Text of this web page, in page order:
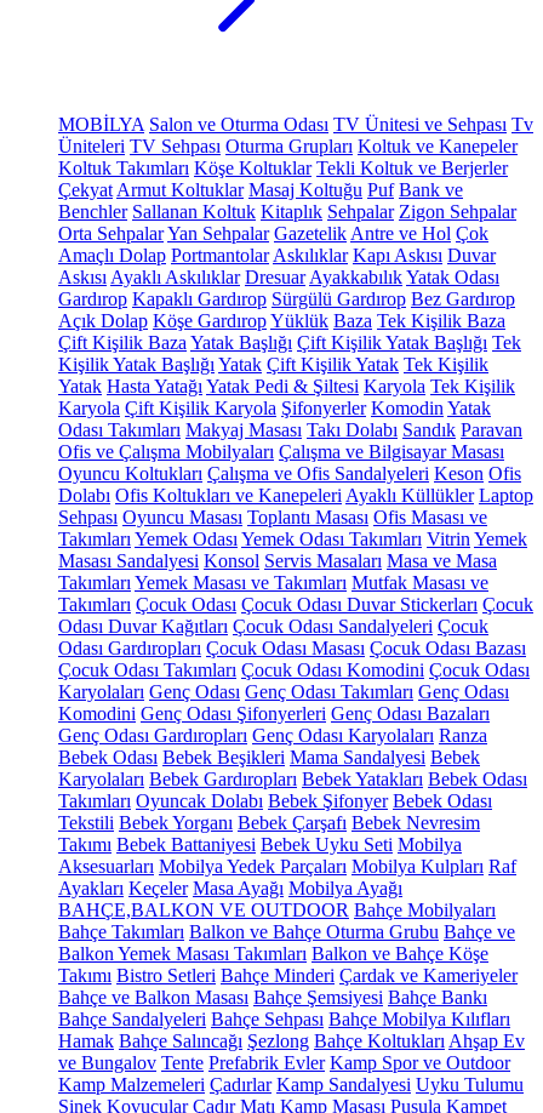
MOBİLYA Salon ve Oturma Odası TV Ünitesi ve Sehpası Tv
Üniteleri TV Sehpası Oturma Grupları Koltuk ve Kanepeler
Koltuk Takımları Köşe Koltuklar Tekli Koltuk ve Berjerler
Çekyat Armut Koltuklar Masaj Koltuğu Puf Bank ve
Benchler Sallanan Koltuk Kitaplık Sehpalar Zigon Sehpalar
Orta SehpalarYan Sehpalar Gazetelik Antre ve Hol Çok
Amaçlı Dolap Portmantolar Askılıklar Kapı Askısı Duvar
Askısı Ayaklı Askılıklar Dresuar AyakkabılıkYatak Odası
Gardırop Kapaklı Gardırop Sürgülü Gardırop Bez Gardırop
Açık Dolap Köşe GardıropYüklük Baza Tek Kişilik Baza
Çift Kişilik Baza Yatak Başlığı Çift Kişilik Yatak Başlığı Tek
Kişilik Yatak Başlığı Yatak Çift Kişilik Yatak Tek Kişilik
Yatak Hasta Yatağı Yatak Pedi & Şiltesi Karyola Tek Kişilik
Karyola Çift Kişilik Karyola Şifonyerler Komodin Yatak
Odası Takımları Makyaj Masası Takı Dolabı Sandık Paravan
Ofis ve Çalışma Mobilyaları Çalışma ve Bilgisayar Masası
Oyuncu Koltukları Çalışma ve Ofis Sandalyeleri Keson Ofis
Dolabı Ofis Koltukları ve Kanepeleri Ayaklı Küllükler Laptop
Sehpası Oyuncu Masası Toplantı Masası Ofis Masası ve
Takımları Yemek Odası Yemek Odası Takımları Vitrin Yemek
Masası Sandalyesi Konsol Servis Masaları Masa ve Masa
Takımları Yemek Masası ve Takımları Mutfak Masası ve
Takımları Çocuk Odası Çocuk Odası Duvar Stickerları Çocuk
Odası Duvar Kağıtları Çocuk Odası Sandalyeleri Çocuk
Odası Gardıropları Çocuk Odası Masası Çocuk Odası Bazası
Çocuk Odası Takımları Çocuk Odası Komodini Çocuk Odası
Karyolaları Genç Odası Genç Odası Takımları Genç Odası
Komodini Genç Odası Şifonyerleri Genç Odası Bazaları
Genç Odası Gardıropları Genç Odası Karyolaları Ranza
Bebek Odası Bebek Beşikleri Mama Sandalyesi Bebek
Karyolaları Bebek Gardıropları Bebek Yatakları Bebek Odası
Takımları Oyuncak Dolabı Bebek Şifonyer Bebek Odası
Tekstili Bebek Yorganı Bebek Çarşafı Bebek Nevresim
Takımı Bebek Battaniyesi Bebek Uyku Seti Mobilya
Aksesuarları Mobilya Yedek Parçaları Mobilya Kulpları Raf
Ayakları Keçeler Masa Ayağı Mobilya Ayağı
BAHÇE,BALKON VE OUTDOOR Bahçe Mobilyaları
Bahçe Takımları Balkon ve Bahçe Oturma Grubu Bahçe ve
Balkon Yemek Masası Takımları Balkon ve Bahçe Köşe
Takımı Bistro Setleri Bahçe Minderi Çardak ve Kameriyeler
Bahçe ve Balkon Masası Bahçe Şemsiyesi Bahçe Bankı
Bahçe Sandalyeleri Bahçe Sehpası Bahçe Mobilya Kılıfları
Hamak Bahçe Salıncağı Şezlong Bahçe Koltukları Ahşap Ev
ve Bungalov Tente Prefabrik Evler Kamp Spor ve Outdoor
Kamp Malzemeleri Çadırlar Kamp Sandalyesi Uyku Tulumu
Sinek Kovucular Çadır Matı Kamp Masası Pusula Kampet